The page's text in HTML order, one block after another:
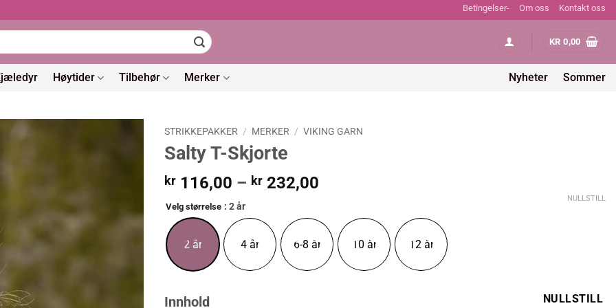
Betingelser- Om oss Kontakt oss
KR 0,00
Høytider Tilbehør Merker Nyheter Sommer
STRIKKEPAKKER / MERKER / VIKING GARN
Salty T-Skjorte
kr 116,00 – kr 232,00
kr 232,00
Velg størrelse : 2 år
2 år 4 år 6-8 år 10 år 12 år
NULLSTILL
Innhold NULLSTILL